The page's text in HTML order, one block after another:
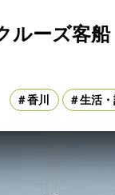
ルーズ客
香川 生活